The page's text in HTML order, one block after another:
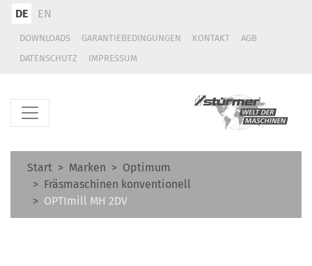
DE EN
DOWNLOADS GARANTIEBEDINGUNGEN KONTAKT
AGB
DATENSCHUTZ
IMPRESSUM
Start Marken
Optimum
Fräsmaschinen konventionell
OPTImill MH 2DV